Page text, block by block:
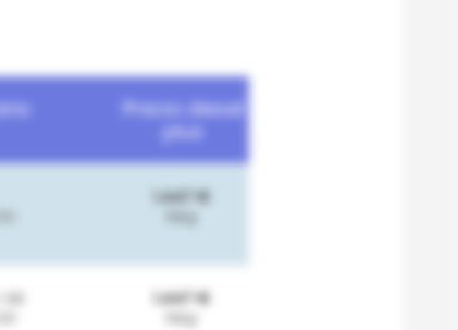
Precio diesel
plus
1.447 €
Hoy
1.447 €
Hoy